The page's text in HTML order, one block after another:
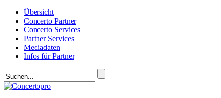
Übersicht
Concerto Partner
Concerto Services
Partner Services
Mediadaten
Infos für Partner